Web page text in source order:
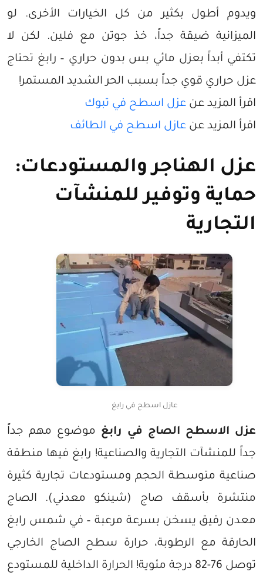
ويدوم أطول بكثير من كل الخيارات الأخرى. لو
الميزانية ضيقة جداً، خذ جوتن مع فلين. لكن لا
تكتفي أبداً بعزل مائي بس بدون حراري – رابغ تحتاج
عزل حراري قوي جداً بسبب الحر الشديد المستمر!
اقرأ المزيد عن عزل اسطح في تبوك
اقرأ المزيد عن عازل اسطح في الطائف
عزل الهناجر والمستودعات:
حماية وتوفير للمنشآت
التجارية
عازل اسطح في رابغ
عزل الاسطح الصاج في رابغ موضوع مهم جداً
جداً للمنشآت التجارية والصناعية! رابغ فيها منطقة
صناعية متوسطة الحجم ومستودعات تجارية كثيرة
منتشرة بأسقف صاج (شينكو معدني). الصاج
معدن رقيق يسخن بسرعة مرعبة – في شمس رابغ
الحارقة مع الرطوبة، حرارة سطح الصاج الخارجي
توصل 76-82 درجة مئوية! الحرارة الداخلية للمستودع